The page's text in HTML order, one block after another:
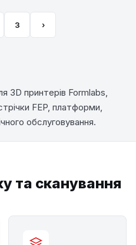
3 ›
3D принтерів Formlabs,
FEP, платформи,
обслуговування.
та сканування